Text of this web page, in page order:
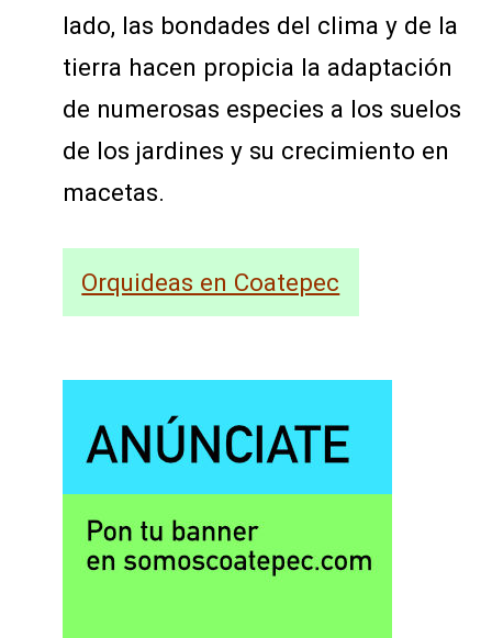
lado, las bondades del clima y de la
tierra hacen propicia la adaptación
de numerosas especies a los suelos
de los jardines y su crecimiento en
macetas.
Orquideas en Coatepec